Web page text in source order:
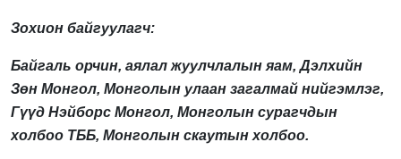
Зохион байгуулагч:
Байгаль орчин, аялал жуулчлалын яам, Дэлхийн
Зөн Монгол, Монголын улаан загалмай нийгэмлэг,
Гүүд Нэйборс Монгол, Монголын сурагчдын
холбоо ТББ, Монголын скаутын холбоо.